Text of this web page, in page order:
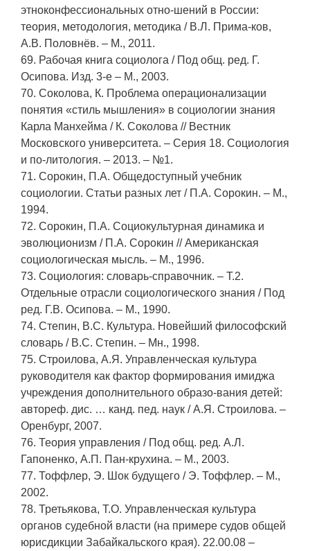
этноконфессиональных отно-шений в России:
теория, методология, методика / В.Л. Прима-ков,
А.В. Половнёв. – М., 2011.
69. Рабочая книга социолога / Под общ. ред. Г.
Осипова. Изд. 3-е – М., 2003.
70. Соколова, К. Проблема операционализации
понятия «стиль мышления» в социологии знания
Карла Манхейма / К. Соколова // Вестник
Московского университета. – Серия 18. Социология
и по-литология. – 2013. – №1.
71. Сорокин, П.А. Общедоступный учебник
социологии. Статьи разных лет / П.А. Сорокин. – М.,
1994.
72. Сорокин, П.А. Социокультурная динамика и
эволюционизм / П.А. Сорокин // Американская
социологическая мысль. – М., 1996.
73. Социология: словарь-справочник. – Т.2.
Отдельные отрасли социологического знания / Под
ред. Г.В. Осипова. – М., 1990.
74. Степин, В.С. Культура. Новейший философский
словарь / В.С. Степин. – Мн., 1998.
75. Строилова, А.Я. Управленческая культура
руководителя как фактор формирования имиджа
учреждения дополнительного образо-вания детей:
автореф. дис. … канд. пед. наук / А.Я. Строилова. –
Оренбург, 2007.
76. Теория управления / Под общ. ред. А.Л.
Гапоненко, А.П. Пан-крухина. – М., 2003.
77. Тоффлер, Э. Шок будущего / Э. Тоффлер. – М.,
2002.
78. Третьякова, Т.О. Управленческая культура
органов судебной власти (на примере судов общей
юрисдикции Забайкальского края). 22.00.08 –